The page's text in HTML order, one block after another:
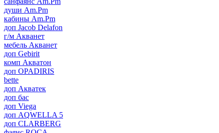
души Am.Pm
кабины Am.Pm
доп Jacob Delafon
г/м Акванет
мебель Акванет
доп Gebirit
комп Акватон
доп OPADIRIS
bette
доп Акватек
доп бас
доп Viega
доп AQWELLA 5
доп CLARBERG